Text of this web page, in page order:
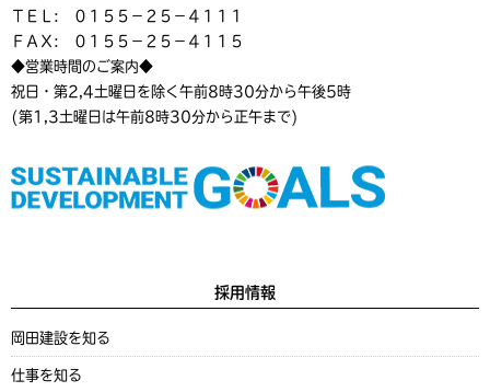
ＴＥＬ: ０１５５－２５－４１１１
ＦＡＸ: ０１５５－２５－４１１５
◆営業時間のご案内◆
祝日・第2,4土曜日を除く午前8時30分から午後5時
(第1,3土曜日は午前8時30分から正午まで)
採用情報
岡田建設を知る
仕事を知る